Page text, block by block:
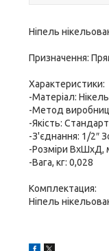
Ніпель
Призначення:
Характеристики:
-Матеріал:
-Метод
-Якість: Cтандарт
-З'єднання: 1/2″
-Розміри ВхШхД,
-Вага, кг: 0,028
Комплектация:
Ніпель